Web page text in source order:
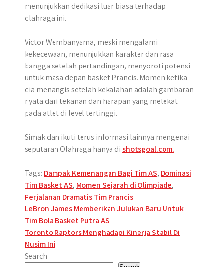
menunjukkan dedikasi luar biasa terhadap
olahraga ini.
Victor Wembanyama, meski mengalami
kekecewaan, menunjukkan karakter dan rasa
bangga setelah pertandingan, menyoroti potensi
untuk masa depan basket Prancis. Momen ketika
dia menangis setelah kekalahan adalah gambaran
nyata dari tekanan dan harapan yang melekat
pada atlet di level tertinggi.
Simak dan ikuti terus informasi lainnya mengenai
seputaran Olahraga hanya dishotsgoal.com.
Tags: Dampak Kemenangan Bagi Tim AS, Dominasi
Tim Basket AS, Momen Sejarah di Olimpiade,
Perjalanan Dramatis Tim Prancis
Post
navigation
LeBron James Memberikan Julukan Baru Untuk
Tim Bola Basket Putra AS
Toronto Raptors Menghadapi Kinerja Stabil Di
Musim Ini
Search